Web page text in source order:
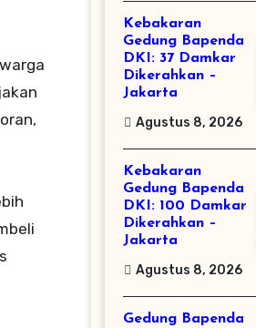
Kebakaran
Gedung Bapenda
DKI: 37 Damkar
Dikerahkan –
Jakarta
Agustus 8, 2026
Kebakaran
Gedung Bapenda
DKI: 100 Damkar
Dikerahkan –
Jakarta
Agustus 8, 2026
Gedung Bapenda